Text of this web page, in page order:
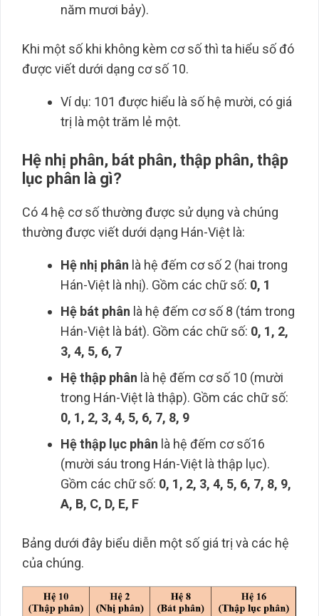
năm mươi bảy).
Khi một số khi không kèm cơ số thì ta hiểu số đó
được viết dưới dạng cơ số 10.
Ví dụ: 101 được hiểu là số hệ mười, có giá
trị là một trăm lẻ một.
Hệ nhị phân, bát phân, thập phân, thập
lục phân là gì?
Có 4 hệ cơ số thường được sử dụng và chúng
thường được viết dưới dạng Hán-Việt là:
Hệ nhị phân là hệ đếm cơ số 2 (hai trong
Hán-Việt là nhị). Gồm các chữ số: 0, 1
Hệ bát phân là hệ đếm cơ số 8 (tám trong
Hán-Việt là bát). Gồm các chữ số: 0, 1, 2,
3, 4, 5, 6, 7
Hệ thập phân là hệ đếm cơ số 10 (mười
trong Hán-Việt là thập). Gồm các chữ số:
0, 1, 2, 3, 4, 5, 6, 7, 8, 9
Hệ thập lục phân là hệ đếm cơ số16
(mười sáu trong Hán-Việt là thập lục).
Gồm các chữ số: 0, 1, 2, 3, 4, 5, 6, 7, 8, 9,
A, B, C, D, E, F
Bảng dưới đây biểu diễn một số giá trị và các hệ
của chúng.